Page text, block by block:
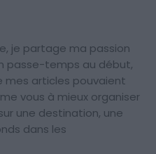
je partage ma passion
passe-temps au début,
mes articles pouvaient
vous à mieux organiser
une destination, une
dans les